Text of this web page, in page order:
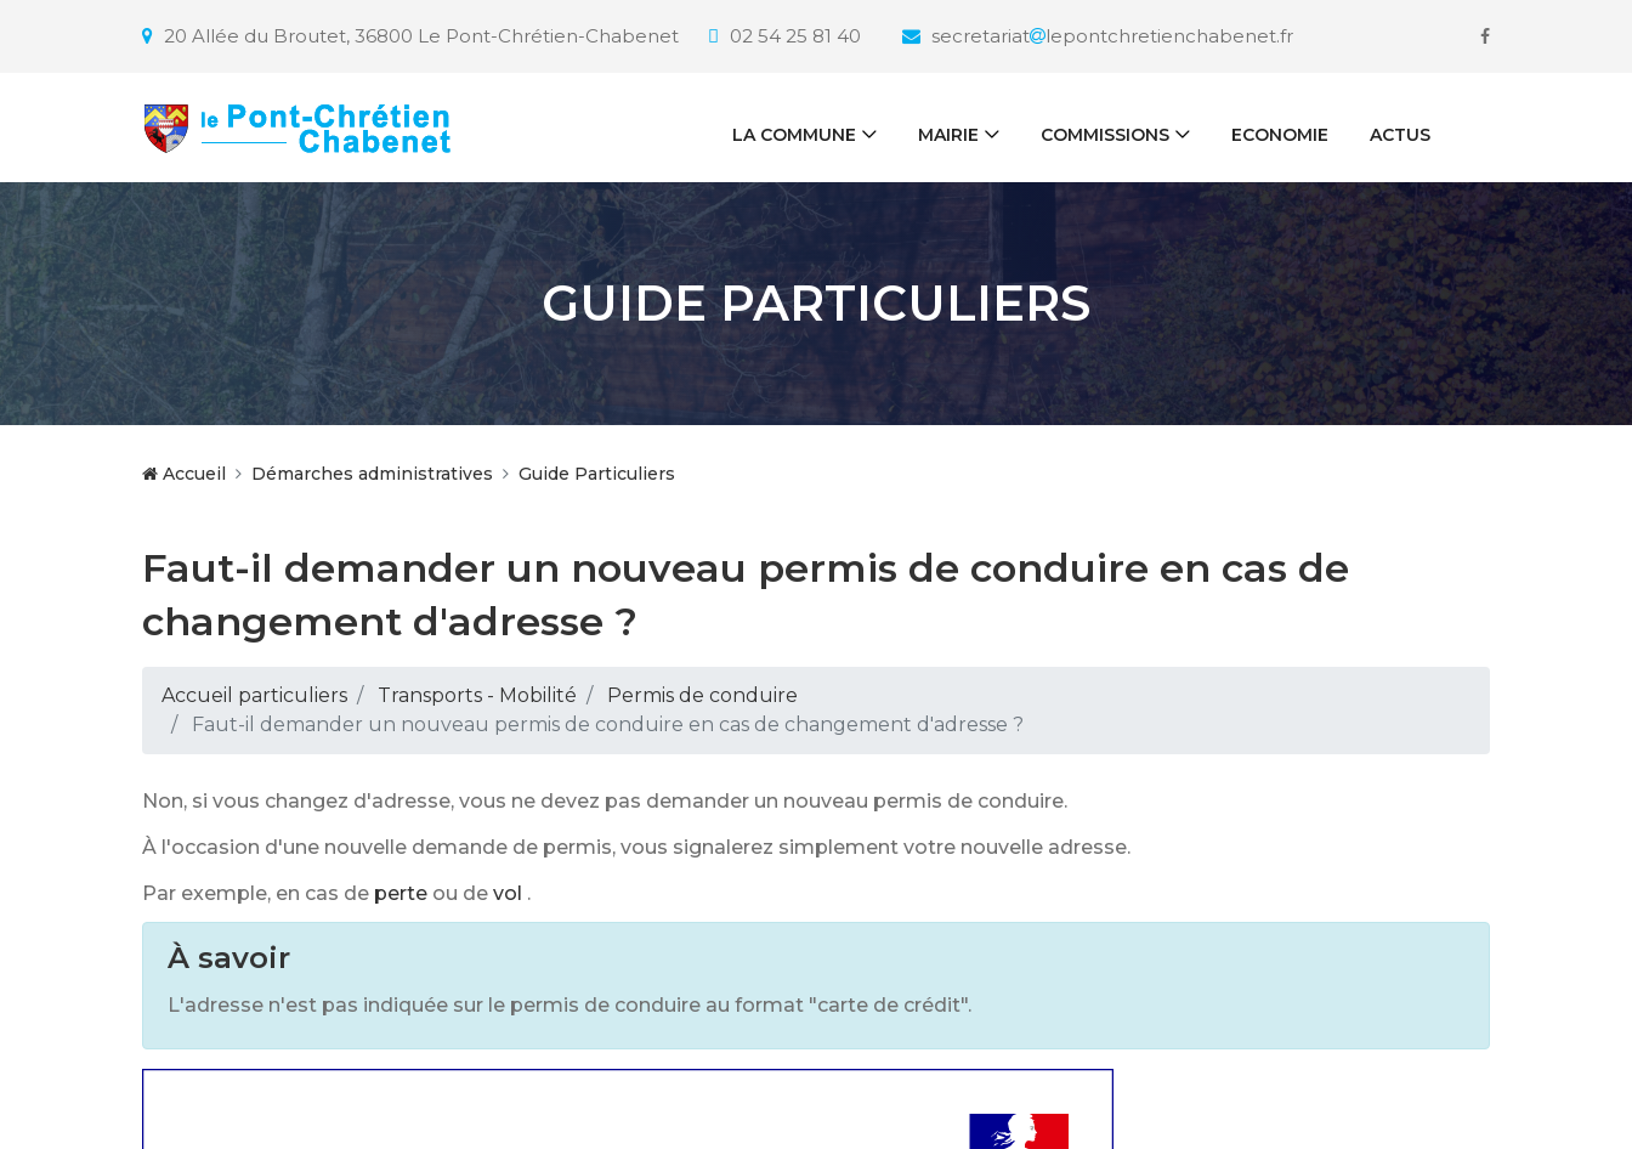
20 Allée du Broutet, 36800 Le Pont-Chrétien-Chabenet 02 54 25 81 40 secretariat lepontchretienchabenet.fr
LA COMMUNE MAIRIE COMMISSIONS ECONOMIE ACTUS
GUIDE PARTICULIERS
Accueil Démarches administratives Guide Particuliers
Faut-il demander un nouveau permis de conduire en cas de
changement d'adresse ?
Accueil particuliers Transports - Mobilité
Permis de conduire
Faut-il demander un nouveau permis de conduire en cas de changement d'adresse ?
Non, si vous changez d'adresse, vous ne devez pas demander un nouveau permis de conduire.
À l'occasion d'une nouvelle demande de permis, vous signalerez simplement votre nouvelle adresse.
Par exemple, en cas de perte ou de vol .
À savoir
L'adresse n'est pas indiquée sur le permis de conduire au format "carte de crédit".